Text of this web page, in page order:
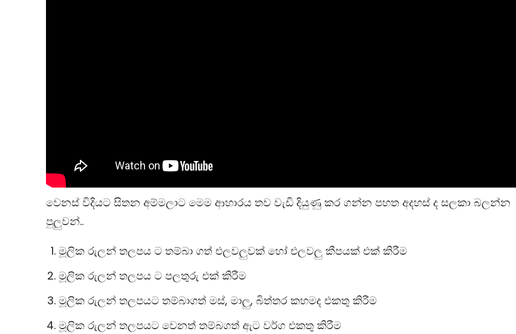
වෙනස් විදියට සිතන අම්මලාට මෙම ආහාරය තව වැඩි දියුණු කර ගන්න පහත අදහස් ද සලකා බලන්න
පුලුවන්..
මූලික රුලන් තලපය ට තම්බා ගත් එලවලුවක් හෝ එලවලු කීපයක් එක් කිරීම
මූලික රුලන් තලපය ට පලතුරු එක් කිරීම
මූලික රුලන් තලපයට තම්බාගත් මස්, මාලු, බිත්තර කහමද එකතු කිරීම
මූලික රුලන් තලපයට වෙනත් තම්බගත් ඇට වර්ග එකතු කිරීම